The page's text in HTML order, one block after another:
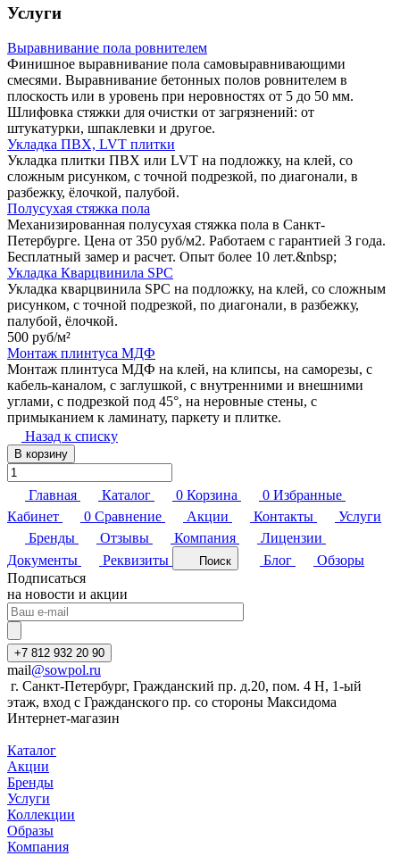
Услуги
Выравнивание пола ровнителем
Финишное выравнивание пола самовыравнивающими
смесями. Выравнивание бетонных полов ровнителем в
плоскость или в уровень при неровностях от 5 до 50 мм.
Шлифовка стяжки для очистки от загрязнений: от
штукатурки, шпаклевки и другое.
Укладка ПВХ, LVT плитки
Укладка плитки ПВХ или LVT на подложку, на клей, со
сложным рисунком, с точной подрезкой, по диагонали, в
разбежку, ёлочкой, палубой.
Полусухая стяжка пола
Механизированная полусухая стяжка пола в Санкт-
Петербурге. Цена от 350 руб/м2. Работаем с гарантией 3 года.
Бесплатный замер и расчет. Опыт более 10 лет.&nbsp;
Укладка Кварцвинила SPC
Укладка кварцвинила SPC на подложку, на клей, со сложным
рисунком, с точной подрезкой, по диагонали, в разбежку,
палубой, ёлочкой.
500 руб/м²
Монтаж плинтуса МДФ
Монтаж плинтуса МДФ на клей, на клипсы, на саморезы, с
кабель-каналом, с заглушкой, с внутренними и внешними
углами, с подрезкой под 45°, на неровные стены, с
примыканием к ламинату, паркету и плитке.
Назад к списку
В корзину
Главная Каталог 0 Корзина 0 Избранные
Кабинет
0 Сравнение Акции Контакты
Услуги
Бренды
Отзывы Компания
Лицензии
Документы
Реквизиты Поиск Блог
Обзоры
Подписаться
на новости и акции
+7 812 932 20 90
mail@sowpol.ru
г. Санкт-Петербург, Гражданский пр. д.20, пом. 4 Н, 1-ый
этаж, вход с Гражданского пр. со стороны Максидома
Интернет-магазин
Каталог
Акции
Бренды
Услуги
Коллекции
Образы
Компания